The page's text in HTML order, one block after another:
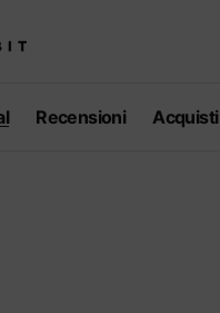
Recensioni Acquisti